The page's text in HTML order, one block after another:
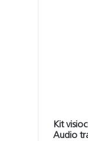
Kit
Audio